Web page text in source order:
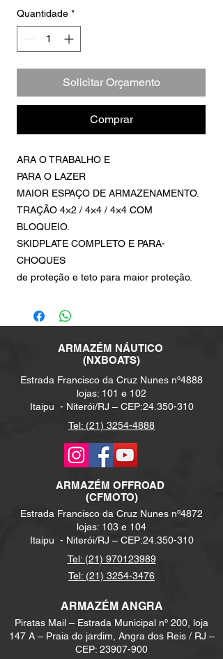
Quantidade *
Solicitar Orçamento
Comprar
ARA O TRABALHO E
PARA O LAZER
MAIOR ESPAÇO DE ARMAZENAMENTO.
TRAÇÃO 4×2 / 4×4 / 4×4 COM
BLOQUEIO.
SKIDPLATE COMPLETO E PARA-
CHOQUES
de proteção e teto para maior proteção.
ARMAZÉM NÁUTICO
(NXBOATS)
Estrada Francisco da Cruz Nunes nº4888
lojas: 101 e 102
Itaipu - Niterói/RJ – CEP:24.350-310
Tel: (21) 3254-4888
ARMAZÉM OFFROAD
(CFMOTO)
Estrada Francisco da Cruz Nunes nº4872
lojas: 103 e 104
Itaipu - Niterói/RJ – CEP:24.350-310
Tel: (21) 970123989
Tel: (21) 3254-3476
ARMAZÉM ANGRA
Piratas Mail – Estrada Municipal nº 200, loja
147 A – Praia do jardim, Angra dos Reis / RJ –
CEP: 23907-900